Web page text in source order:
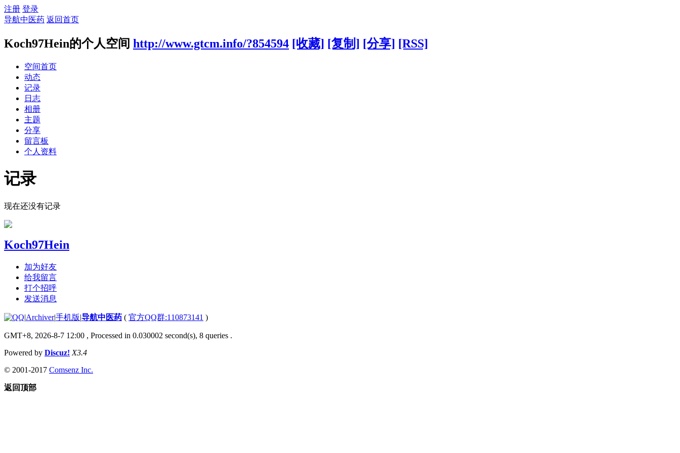
注册 登录
导航中医药 返回首页
Koch97Hein的个人空间 http://www.gtcm.info/?854594 [收藏] [复制] [分享] [RSS]
空间首页
动态
记录
日志
相册
主题
分享
留言板
个人资料
记录
现在还没有记录
Koch97Hein
加为好友
给我留言
打个招呼
发送消息
|Archiver|手机版|导航中医药 ( 官方QQ群:110873141 )
GMT+8, 2026-8-7 12:00 , Processed in 0.030002 second(s), 8 queries .
Powered by Discuz! X3.4
© 2001-2017 Comsenz Inc.
返回顶部